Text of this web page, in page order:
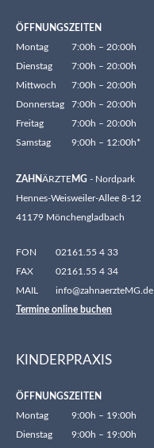
ÖFFNUNGSZEITEN
Montag
7:00h – 20:00h
Dienstag
7:00h – 20:00h
Mittwoch
7:00h – 20:00h
Donnerstag
7:00h – 20:00h
Freitag
7:00h – 20:00h
Samstag
9:00h – 12:00h*
ZAHNÄRZTEMG - Nordpark
Hennes-Weisweiler-Allee 8-12
41179 Mönchengladbach
FON
02161.55 4 33
FAX
02161.55 4 34
MAIL
info@zahnaerzteMG.de
Termine online buchen
KINDERPRAXIS
ÖFFNUNGSZEITEN
Montag
9:00h – 19:00h
Dienstag
9:00h – 19:00h